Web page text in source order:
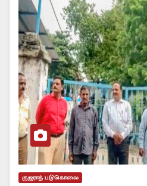
குஜராத் படுகொலை